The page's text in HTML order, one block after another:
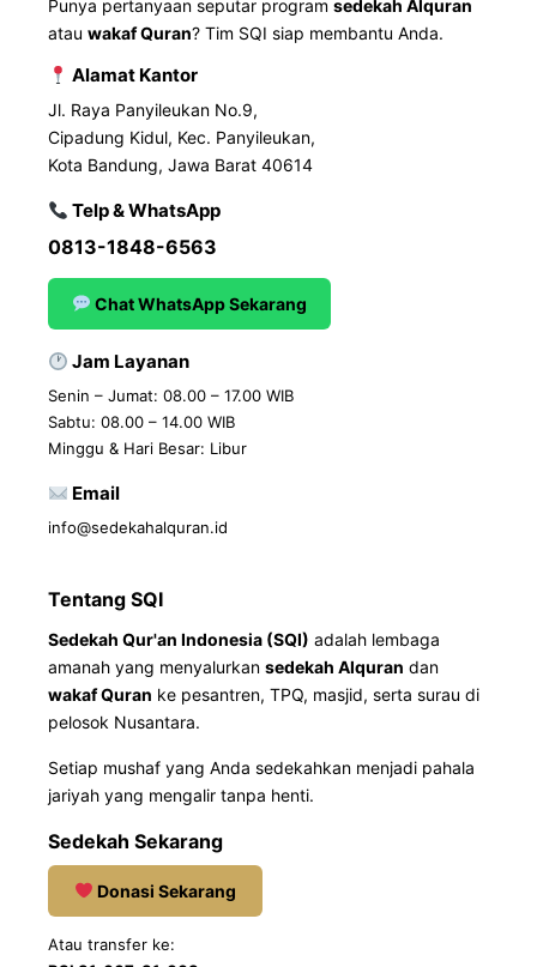
Punya pertanyaan seputar program sedekah Alquran
atau wakaf Quran? Tim SQI siap membantu Anda.
Alamat Kantor
Jl. Raya Panyileukan No.9,
Cipadung Kidul, Kec. Panyileukan,
Kota Bandung, Jawa Barat 40614
Telp & WhatsApp
0813-1848-6563
Chat WhatsApp Sekarang
Jam Layanan
Senin – Jumat: 08.00 – 17.00 WIB
Sabtu: 08.00 – 14.00 WIB
Minggu & Hari Besar: Libur
Email
info@sedekahalquran.id
Tentang SQI
Sedekah Qur'an Indonesia (SQI) adalah lembaga
amanah yang menyalurkan sedekah Alquran dan
wakaf Quran ke pesantren, TPQ, masjid, serta surau di
pelosok Nusantara.
Setiap mushaf yang Anda sedekahkan menjadi pahala
jariyah yang mengalir tanpa henti.
Sedekah Sekarang
Donasi Sekarang
Atau transfer ke: